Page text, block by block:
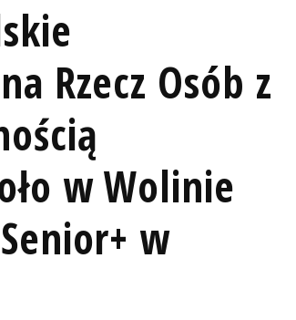
Rzecz Osób z
w Wolinie
w